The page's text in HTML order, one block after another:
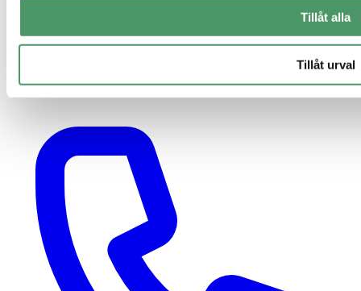
Tillåt alla
Tillåt urval
© 2026 Elui AB. Alla priser är inklusive moms om inte annat anges.
Alla prisangivelser är indikativa och avser 1–2 hushåll. Vi behöver